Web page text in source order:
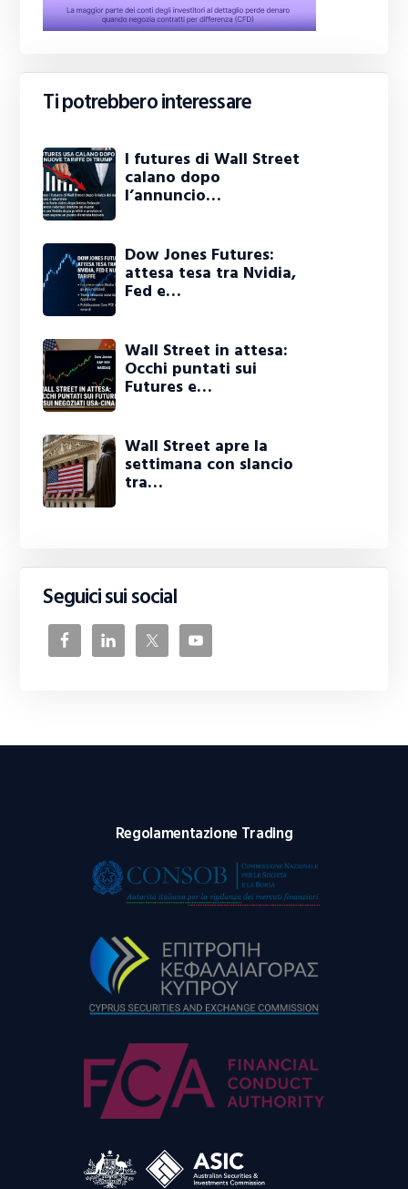
Ti potrebbero interessare
I futures di Wall Street
calano dopo
l’annuncio…
Dow Jones Futures:
attesa tesa tra Nvidia,
Fed e…
Wall Street in attesa:
Occhi puntati sui
Futures e…
Wall Street apre la
settimana con slancio
tra…
Seguici sui social
Regolamentazione Trading